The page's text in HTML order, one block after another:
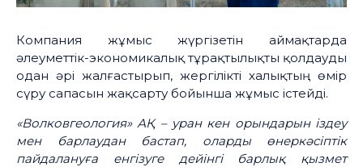
Компания жұмыс жүргізетін аймақтарда
әлеуметтік-экономикалық тұрақтылықты қолдауды
одан әрі жалғастырып, жергілікті халықтың өмір
сүру сапасын жақсарту бойынша жұмыс істейді.
«Волковгеология» АҚ – уран кен орындарын іздеу
мен барлаудан бастап, оларды өнеркәсіптік
пайдалануға енгізуге дейінгі барлық қызмет